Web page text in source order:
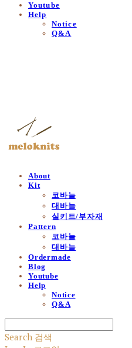
Youtube
Help
Notice
Q&A
About
Kit
코바늘
대바늘
실키트/부자재
Pattern
코바늘
대바늘
Ordermade
Blog
Youtube
Help
Notice
Q&A
Search 검색